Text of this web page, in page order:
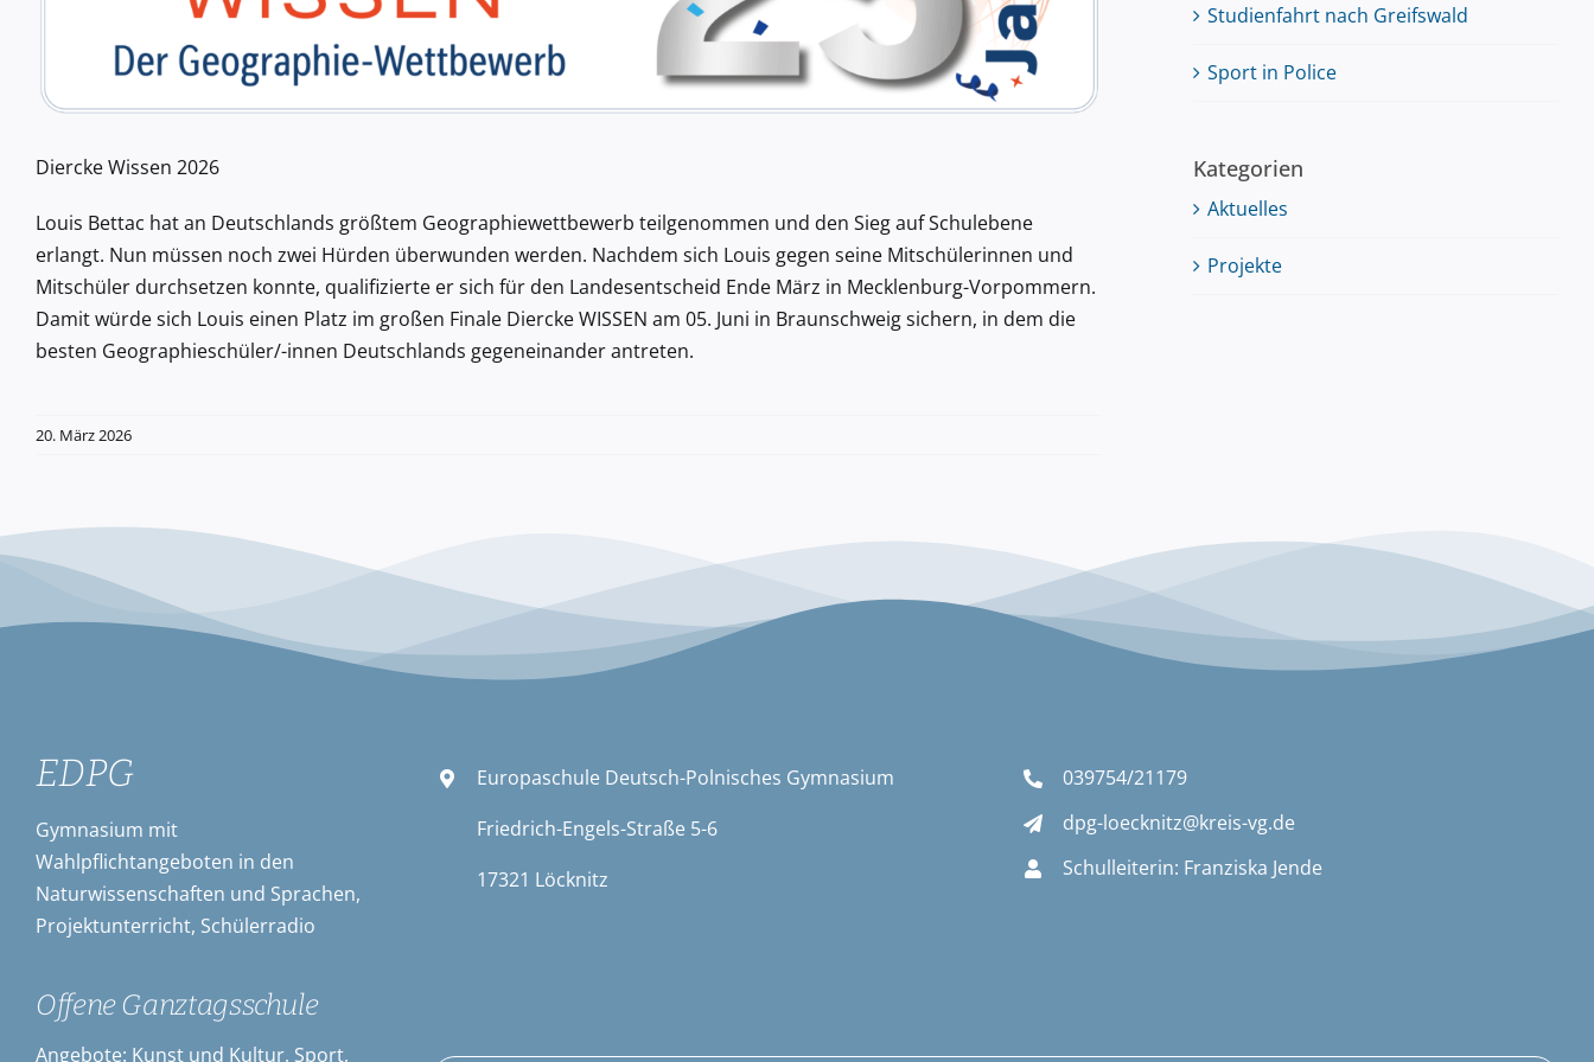
Diercke Wissen 2026
Louis Bettac hat an Deutschlands größtem Geographiewettbewerb teilgenommen und den Sieg auf Schulebene
erlangt. Nun müssen noch zwei Hürden überwunden werden. Nachdem sich Louis gegen seine Mitschülerinnen und
Mitschüler durchsetzen konnte, qualifizierte er sich für den Landesentscheid Ende März in Mecklenburg-Vorpommern.
Damit würde sich Louis einen Platz im großen Finale Diercke WISSEN am 05. Juni in Braunschweig sichern, in dem die
besten Geographieschüler/-innen Deutschlands gegeneinander antreten.
20. März 2026
Studienfahrt nach Greifswald
Sport in Police
Kategorien
Aktuelles
Projekte
EDPG
Gymnasium mit
Wahlpflichtangeboten in den
Naturwissenschaften und Sprachen,
Projektunterricht, Schülerradio
Offene Ganztagsschule
Angebote: Kunst und Kultur, Sport,
Europaschule Deutsch-Polnisches Gymnasium
Friedrich-Engels-Straße 5-6
17321 Löcknitz
039754/21179
dpg-loecknitz@kreis-vg.de
Schulleiterin: Franziska Jende